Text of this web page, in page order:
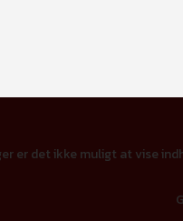
er det ikke muligt at vise